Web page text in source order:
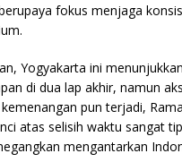
fokus menjaga
Yogyakarta ini
di dua lap akhir, namun
pun terjadi,
atas selisih waktu sangat
mengantarkan